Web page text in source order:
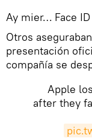
Ay mier… Face
Otros
presentación
compañía se
Apple
after they